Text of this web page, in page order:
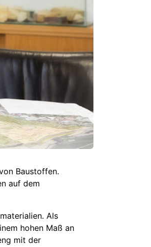
Baustoffen.
auf dem
Als
hohen Maß an
mit der